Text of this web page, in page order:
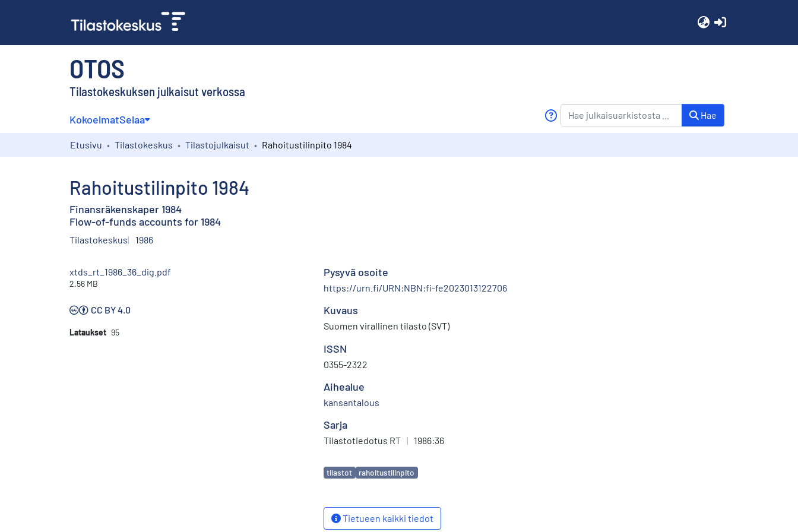
OTOS
Tilastokeskuksen julkaisut verkossa
KokoelmatSelaa Hae
Etusivu Tilastokeskus Tilastojulkaisut Rahoitustilinpito 1984
Rahoitustilinpito 1984
Finansräkenskaper 1984
Flow-of-funds accounts for 1984
Tilastokeskus 1986
xtds_rt_1986_36_dig.pdf
2.56 MB
CC BY 4.0
Lataukset 95
Pysyvä osoite
https://urn.fi/URN:NBN:fi-fe2023013122706
Kuvaus
Suomen virallinen tilasto (SVT)
ISSN
0355-2322
Aihealue
kansantalous
Sarja
Tilastotiedotus RT | 1986:36
Avainsanat
tilastot rahoitustilinpito
Tietueen kaikki tiedot